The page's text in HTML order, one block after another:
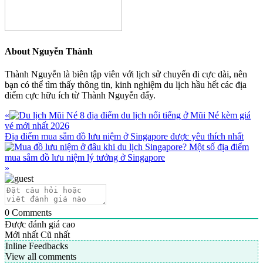
About Nguyễn Thành
Thành Nguyễn là biên tập viên với lịch sử chuyến đi cực dài, nên
bạn có thể tìm thấy thông tin, kinh nghiệm du lịch hầu hết các địa
điểm cực hữu ích từ Thành Nguyễn đấy.
Previous
Post:
«
8 địa điểm du lịch nổi tiếng ở Mũi Né kèm giá
vé mới nhất 2026
Next
Post:
Địa điểm mua sắm đồ lưu niệm ở Singapore được yêu thích nhất
»
0 Comments
Được đánh giá cao
Mới nhất Cũ nhất
Inline Feedbacks
View all comments